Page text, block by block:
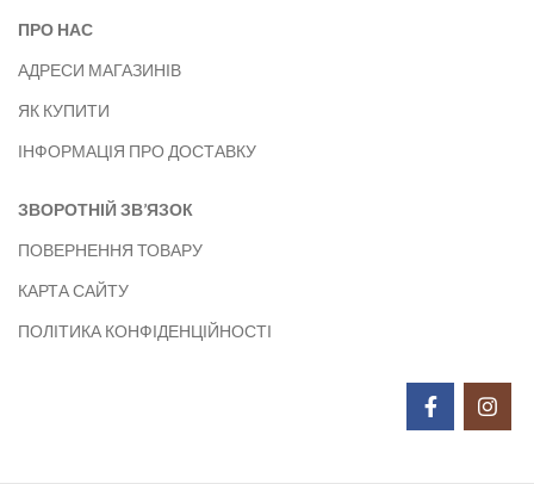
ПРО НАС
АДРЕСИ МАГАЗИНІВ
ЯК КУПИТИ
ІНФОРМАЦІЯ ПРО ДОСТАВКУ
ЗВОРОТНІЙ ЗВ’ЯЗОК
ПОВЕРНЕННЯ ТОВАРУ
КАРТА САЙТУ
ПОЛІТИКА КОНФІДЕНЦІЙНОСТІ